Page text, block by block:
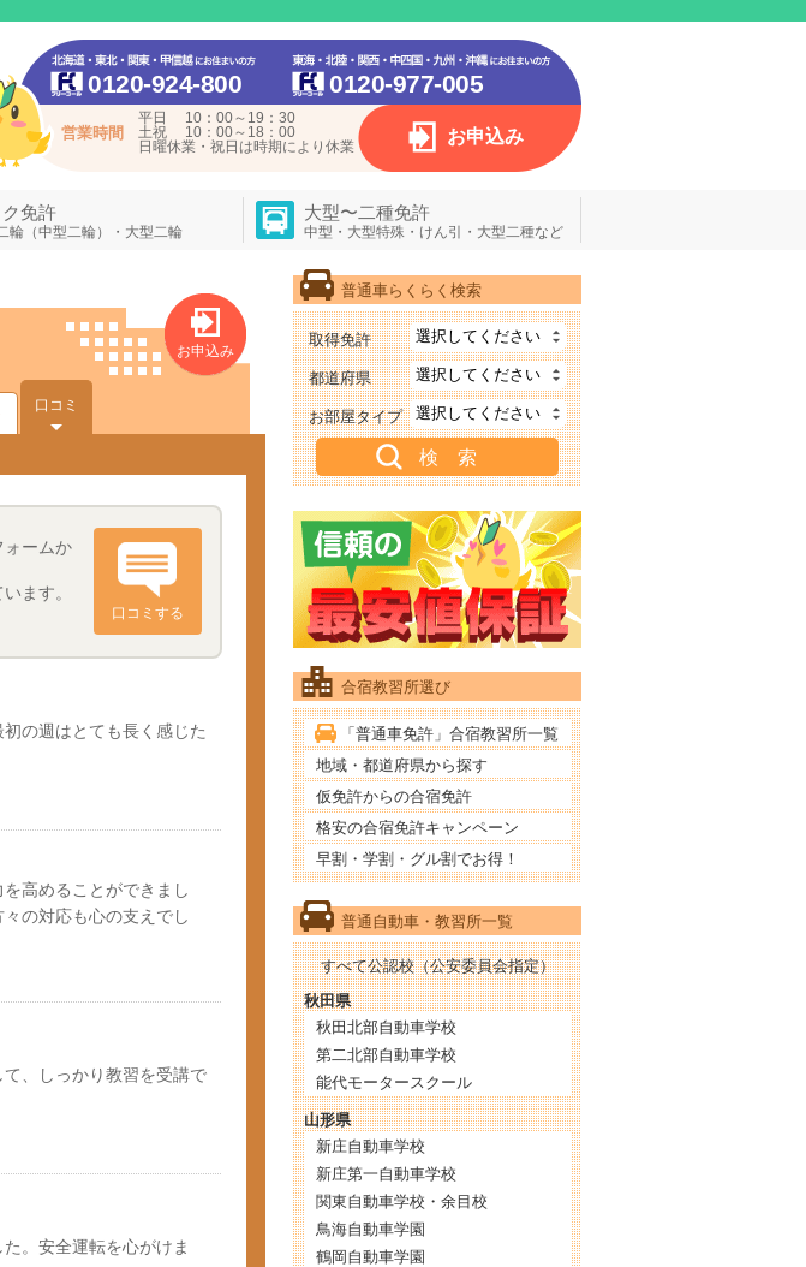
0120-924-800 0120-977-005
営業時間
平日 10：00～19：30
土祝 10：00～18：00
日曜休業・祝日は時期により休業
お申込み
免許
輪（中型二輪）・大型二輪
大型〜二種免許
中型・大型特殊・けん引・大型二種など
お申込み
口コミ
ォームか
ます。
口コミする
の週はとても長く感じた
高めることができまし
の対応も心の支えでし
、しっかり教習を受講で
。安全運転を心がけま
普通車らくらく検索
取得免許
都道府県
お部屋タイプ
合宿教習所選び
「普通車免許」合宿教習所一覧
地域・都道府県から探す
仮免許からの合宿免許
格安の合宿免許キャンペーン
早割・学割・グル割でお得！
普通自動車・教習所一覧
すべて公認校（公安委員会指定）
秋田県
秋田北部自動車学校
第二北部自動車学校
能代モータースクール
山形県
新庄自動車学校
新庄第一自動車学校
関東自動車学校・余目校
鳥海自動車学園
鶴岡自動車学園